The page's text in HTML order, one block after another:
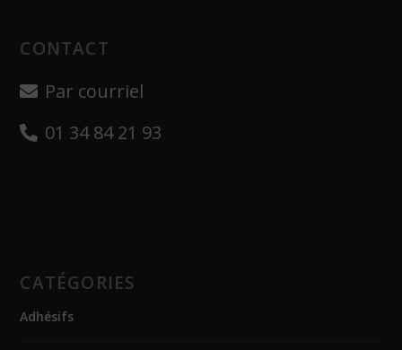
CONTACT
Par courriel
01 34 84 21 93
CATÉGORIES
Adhésifs